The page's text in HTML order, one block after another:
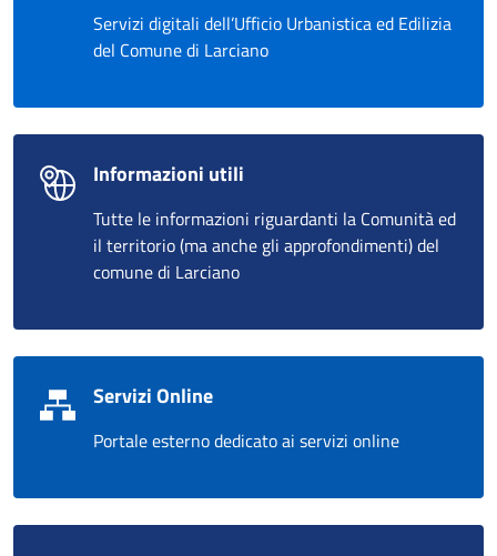
Servizi digitali dell’Ufficio Urbanistica ed Edilizia
del Comune di Larciano
Informazioni utili
Tutte le informazioni riguardanti la Comunità ed
il territorio (ma anche gli approfondimenti) del
comune di Larciano
Servizi Online
Portale esterno dedicato ai servizi online